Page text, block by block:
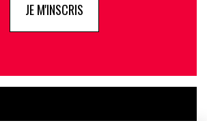
JE M'INSCRIS